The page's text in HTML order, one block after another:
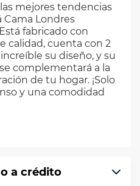
mejores tendencias
Cama Londres
fabricado con
calidad, cuenta con 2
su diseño, y su
complementará a la
de tu hogar. ¡Solo
y una comodidad
a crédito